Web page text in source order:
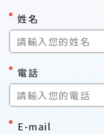
姓名
*
請輸入您的姓名
電話
*
請輸入您的電話
E-mail
*